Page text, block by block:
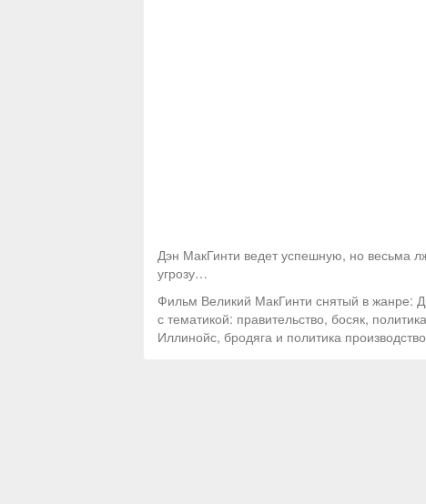
Дэн МакГинти ведет успешную, но весьма
угрозу…
Фильм Великий МакГинти снятый в жанре:
с тематикой: правительство, босяк,
Иллинойс, бродяга и политика